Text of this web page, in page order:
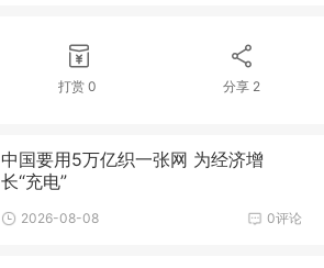
打赏0 分享 2
中国要用5万亿织一张网 为经济增
长“充电”
0评论
2026-08-08